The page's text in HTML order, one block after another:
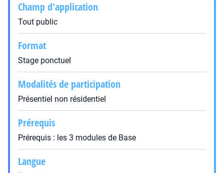
Champ d'application
Tout public
Format
Stage ponctuel
Modalités de participation
Présentiel non résidentiel
Prérequis
Prérequis : les 3 modules de Base
Langue